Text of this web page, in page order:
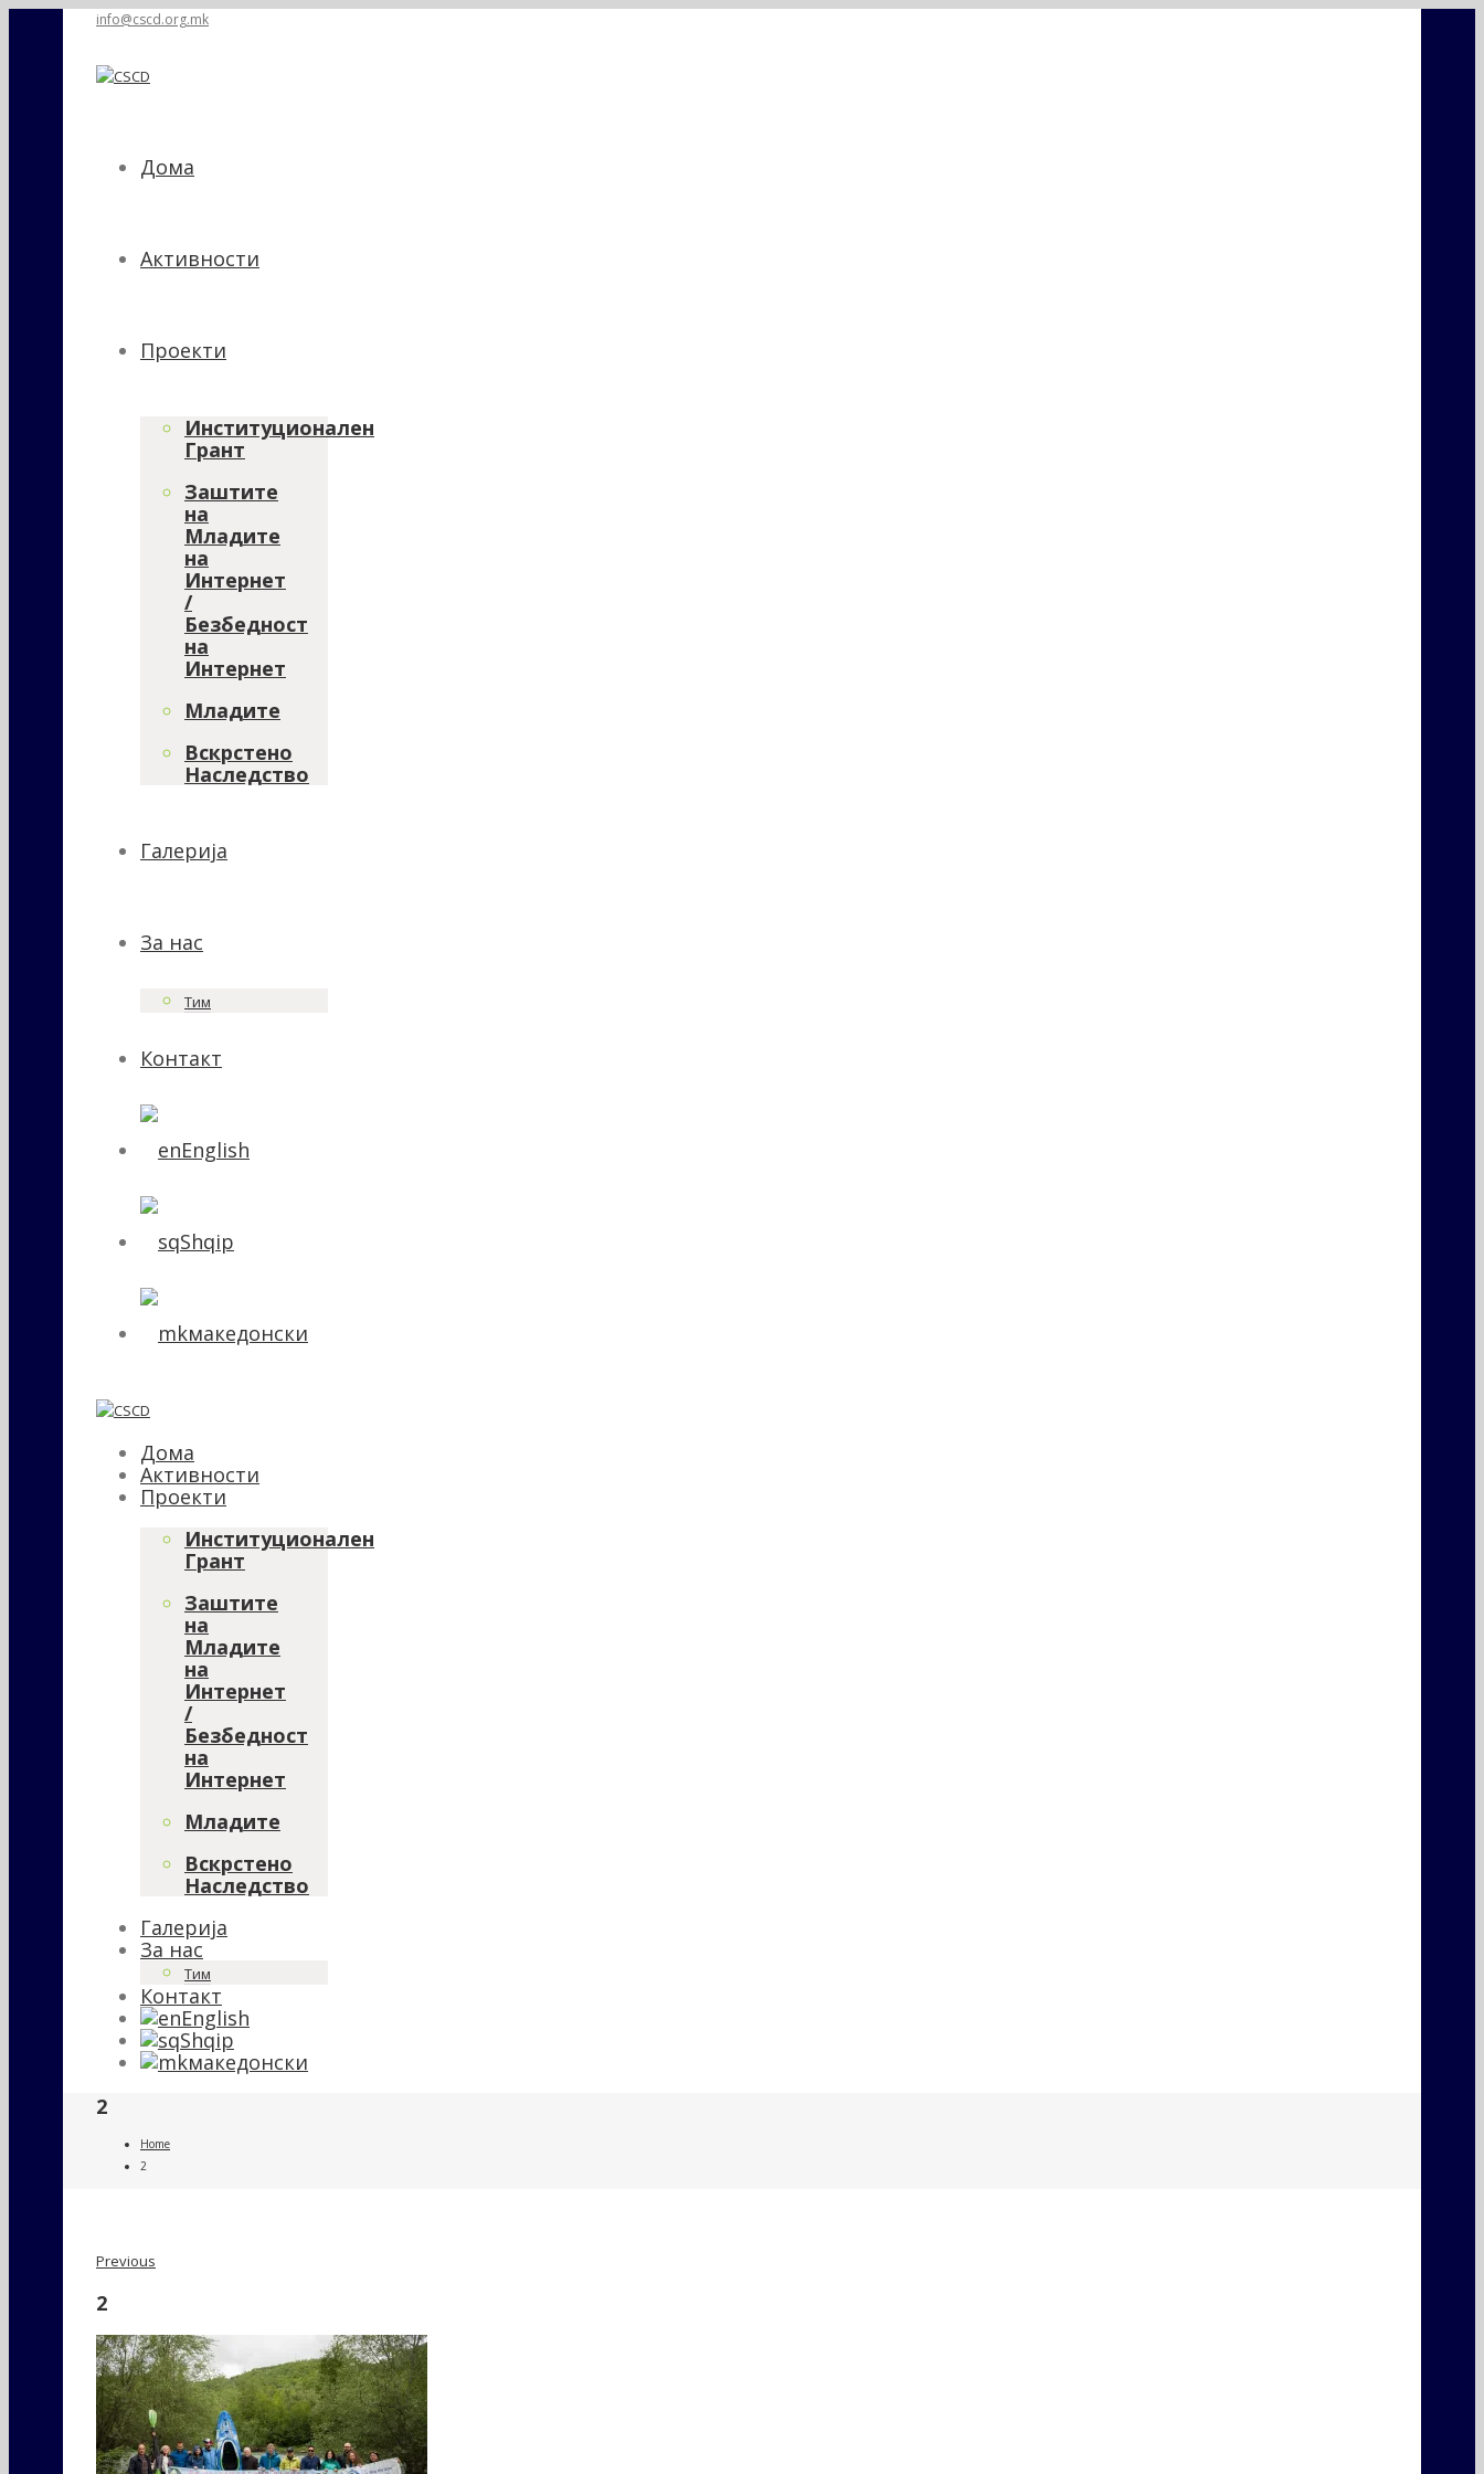
info@cscd.org.mk
Дома
Активности
Проекти
Институционален
Грант
Заштите
на
Младите
на
Интернет
/
Безбедност
на
Интернет
Младите
Вскрстено
Наследство
Галерија
За нас
Тим
Контакт
English
Shqip
македонски
Дома
Активности
Проекти
Институционален
Грант
Заштите
на
Младите
на
Интернет
/
Безбедност
на
Интернет
Младите
Вскрстено
Наследство
Галерија
За нас
Тим
Контакт
English
Shqip
македонски
2
Home
2
Previous
2